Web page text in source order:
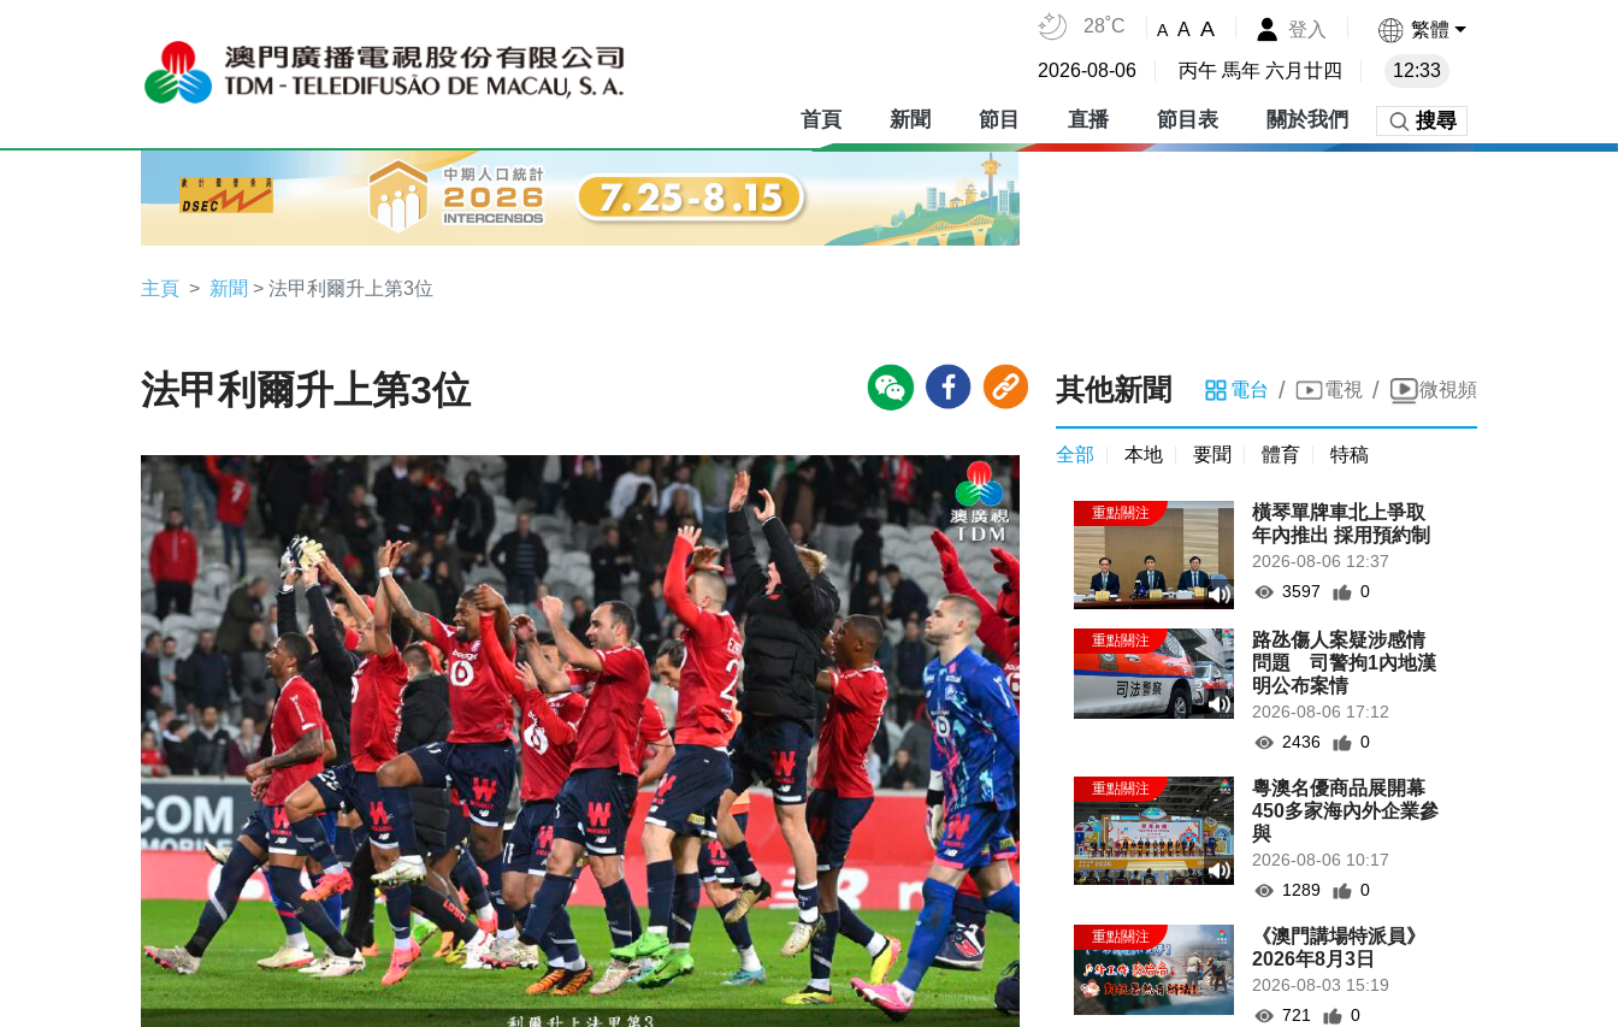
28˚C A A A 登入 繁體
2026-08-06 丙午 馬年 六月廿四 12:33
首頁 新聞 節目 直播 節目表 關於我們 搜尋
主頁 新聞 > 法甲利爾升上第3位
法甲利爾升上第3位 其他新聞 電台 / 電視 / 微視頻
全部 本地 要聞 體育 特稿
橫琴單牌車北上爭取
年內推出 採用預約制
2026-08-06 12:37
3597
0
路氹傷人案疑涉感情
問題 司警拘1內地漢
明公布案情
2026-08-06 17:12
2436
0
粵澳名優商品展開幕
450多家海內外企業參
與
2026-08-06 10:17
1289
0
《澳門講場特派員》
2026年8月3日
2026-08-03 15:19
721
0